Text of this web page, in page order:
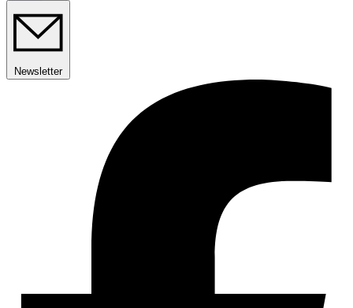
Newsletter